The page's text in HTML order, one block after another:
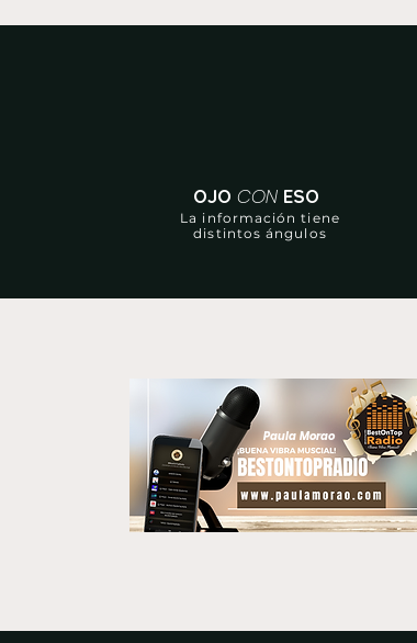
OJO CON ESO
La información tiene
distintos ángulos
Paula Morao